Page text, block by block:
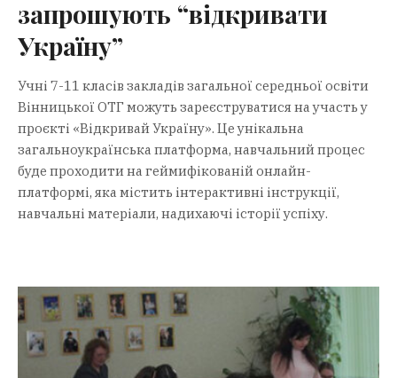
запрошують “відкривати
Україну”
Учні 7-11 класів закладів загальної середньої освіти
Вінницької ОТГ можуть зареєструватися на участь у
проєкті «Відкривай Україну». Це унікальна
загальноукраїнська платформа, навчальний процес
буде проходити на геймифікованій онлайн-
платформі, яка містить інтерактивні інструкції,
навчальні матеріали, надихаючі історії успіху.